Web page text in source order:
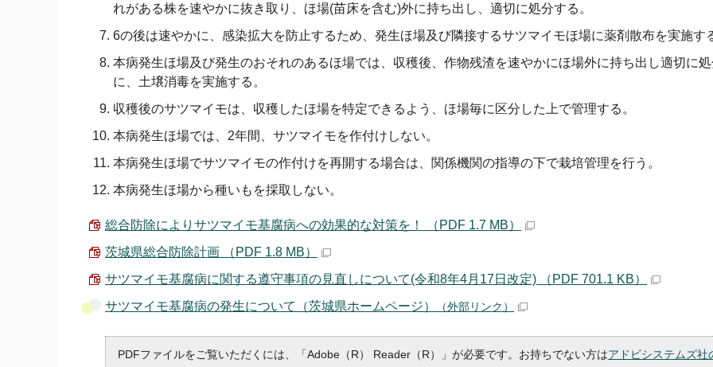
れがある株を速やかに抜き取り、ほ場(苗床を含む)外に持ち出し、適切に処分する。
6の後は速やかに、感染拡大を防止するため、発生ほ場及び隣接するサツマイモほ場に薬剤散布を実施す
本病発生ほ場及び発生のおそれのあるほ場では、収穫後、作物残渣を速やかにほ場外に持ち出し適切に
に、土壌消毒を実施する。
収穫後のサツマイモは、収穫したほ場を特定できるよう、ほ場毎に区分した上で管理する。
本病発生ほ場では、2年間、サツマイモを作付けしない。
本病発生ほ場でサツマイモの作付けを再開する場合は、関係機関の指導の下で栽培管理を行う。
本病発生ほ場から種いもを採取しない。
総合防除によりサツマイモ基腐病への効果的な対策を！ （PDF 1.7 MB）
茨城県総合防除計画 （PDF 1.8 MB）
サツマイモ基腐病に関する遵守事項の見直しについて(令和8年4月17日改定) （PDF 701.1 KB）
サツマイモ基腐病の発生について（茨城県ホームページ）
（外部リンク）
PDFファイルをご覧いただくには、「Adobe（R） Reader（R）」が必要です。お持ちでない方はアドビシステムズ社